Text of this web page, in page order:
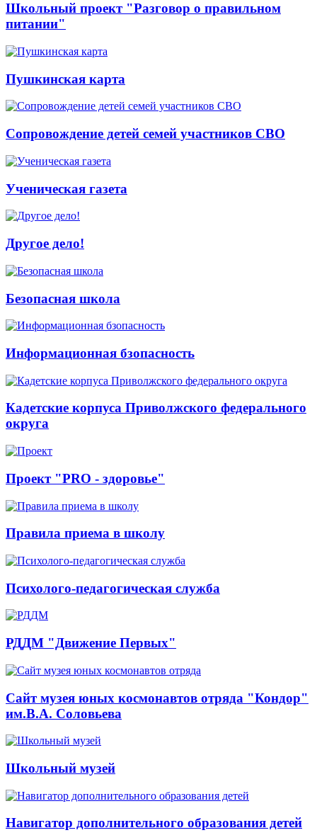
Школьный проект "Разговор о правильном
питании"
Пушкинская карта
Сопровождение детей семей участников СВО
Ученическая газета
Другое дело!
Безопасная школа
Информационная бзопасность
Кадетские корпуса Приволжского федерального
округа
Проект "PRO - здоровье"
Правила приема в школу
Психолого-педагогическая служба
РДДМ "Движение Первых"
Сайт музея юных космонавтов отряда "Кондор"
им.В.А. Соловьева
Школьный музей
Навигатор дополнительного образования детей